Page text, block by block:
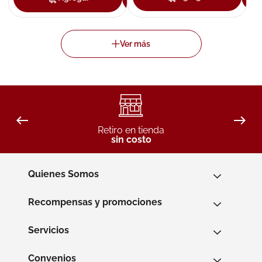
Retiro en tienda
sin costo
Quienes Somos
Recompensas y promociones
Servicios
Convenios